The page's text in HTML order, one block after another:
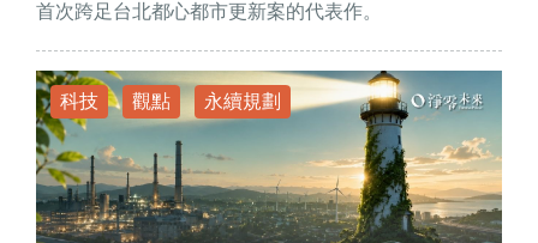
首次跨足台北都心都市更新案的代表作。
科技 觀點 永續規劃